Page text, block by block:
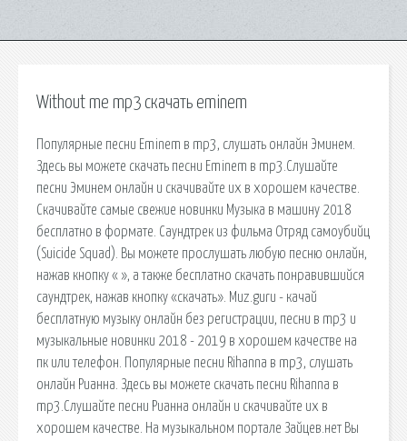
Without me mp3 скачать eminem
Популярные песни Eminem в mp3, слушать онлайн Эминем.
Здесь вы можете скачать песни Eminem в mp3.Слушайте
песни Эминем онлайн и скачивайте их в хорошем качестве.
Скачивайте самые свежие новинки Музыка в машину 2018
бесплатно в формате. Саундтрек из фильма Отряд самоубийц
(Suicide Squad). Вы можете прослушать любую песню онлайн,
нажав кнопку « », а также бесплатно скачать понравившийся
саундтрек, нажав кнопку «скачать». Muz.guru - качай
бесплатную музыку онлайн без регистрации, песни в mp3 и
музыкальные новинки 2018 - 2019 в хорошем качестве на
пк или телефон. Популярные песни Rihanna в mp3, слушать
онлайн Рианна. Здесь вы можете скачать песни Rihanna в
mp3.Слушайте песни Рианна онлайн и скачивайте их в
хорошем качестве. На музыкальном портале Зайцев.нет Вы